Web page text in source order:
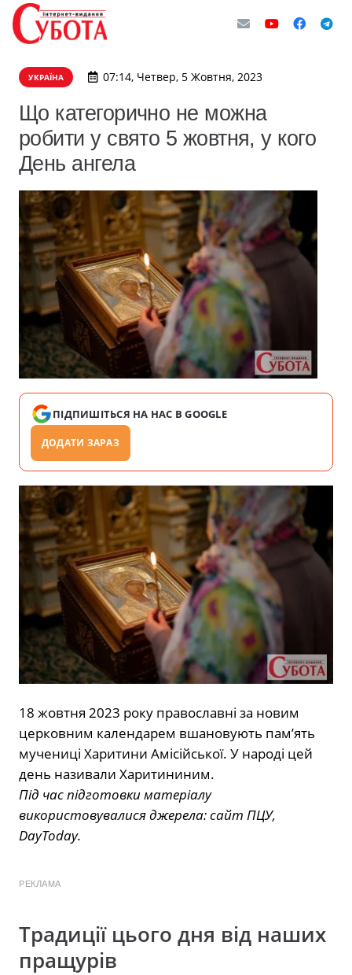
УКРАЇНА 07:14, Четвер, 5 Жовтня, 2023
Що категорично не можна
робити у свято 5 жовтня, у кого
День ангела
ПІДПИШІТЬСЯ НА НАС В GOOGLE
ДОДАТИ ЗАРАЗ
18 жовтня 2023 року православні за новим
церковним календарем вшановують пам’ять
мучениці Харитини Амісійської. У народі цей
день називали Харитининим.
Під час підготовки матеріалу
використовувалися джерела: сайт ПЦУ,
DayToday.
РЕКЛАМА
Традиції цього дня від наших
пращурів